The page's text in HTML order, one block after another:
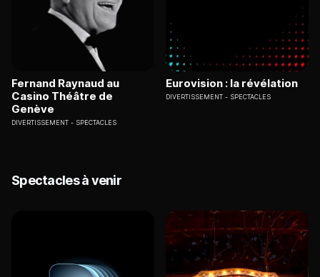
Fernand Raynaud au
Casino Théâtre de
Genève
DIVERTISSEMENT SPECTACLES
Eurovision : la révélation
DIVERTISSEMENT SPECTACLES
Spectacles à venir